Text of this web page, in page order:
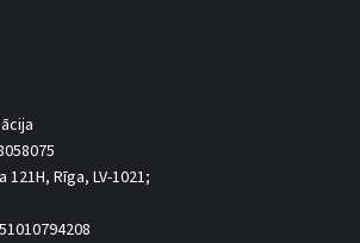
Rīga, LV-1021;